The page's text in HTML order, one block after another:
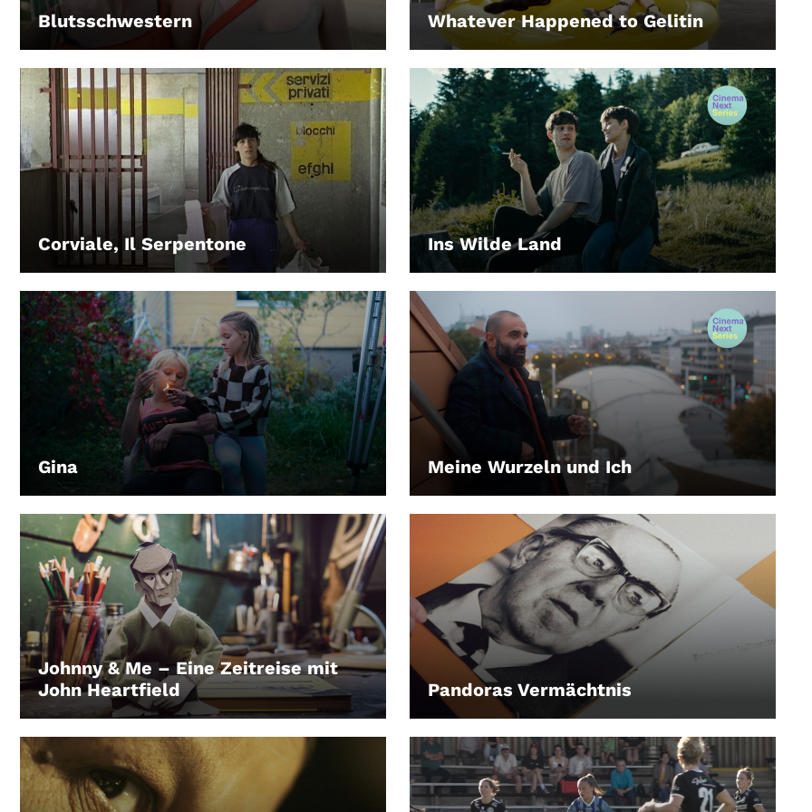
Blutsschwestern
LEIHEN Whatever Happened to Gelitin
LEIHEN
Corviale, Il Serpentone
LEIHEN Ins Wilde Land
LEIHEN
Gina
LEIHEN Meine Wurzeln und Ich
LEIHEN
Johnny & Me – Eine Zeitreise mit
John Heartfield
LEIHEN Pandoras Vermächtnis
LEIHEN